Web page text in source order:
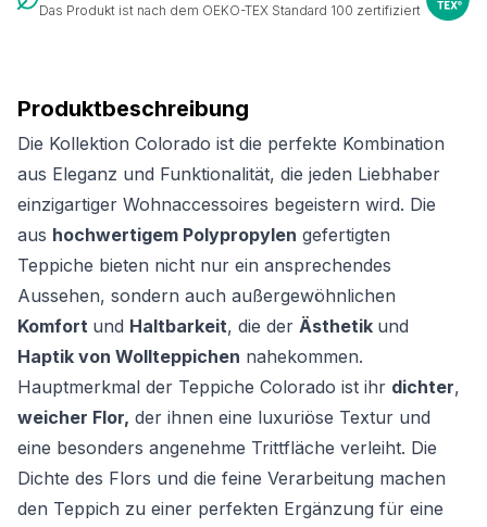
Produktbeschreibung
Die Kollektion Colorado ist die perfekte Kombination
aus Eleganz und Funktionalität, die jeden Liebhaber
einzigartiger Wohnaccessoires begeistern wird. Die
aus hochwertigem Polypropylen gefertigten
Teppiche bieten nicht nur ein ansprechendes
Aussehen, sondern auch außergewöhnlichen
Komfort und Haltbarkeit, die der Ästhetik und
Haptik von Wollteppichen nahekommen.
Hauptmerkmal der Teppiche Colorado ist ihr dichter,
weicher Flor, der ihnen eine luxuriöse Textur und
eine besonders angenehme Trittfläche verleiht. Die
Dichte des Flors und die feine Verarbeitung machen
den Teppich zu einer perfekten Ergänzung für eine
Das Produkt ist nach dem OEKO-TEX Standard 100 zertifiziert